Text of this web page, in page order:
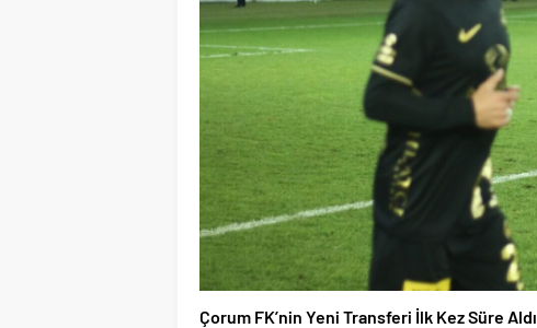
Çorum FK’nin Yeni Transferi İlk Kez Süre Aldı